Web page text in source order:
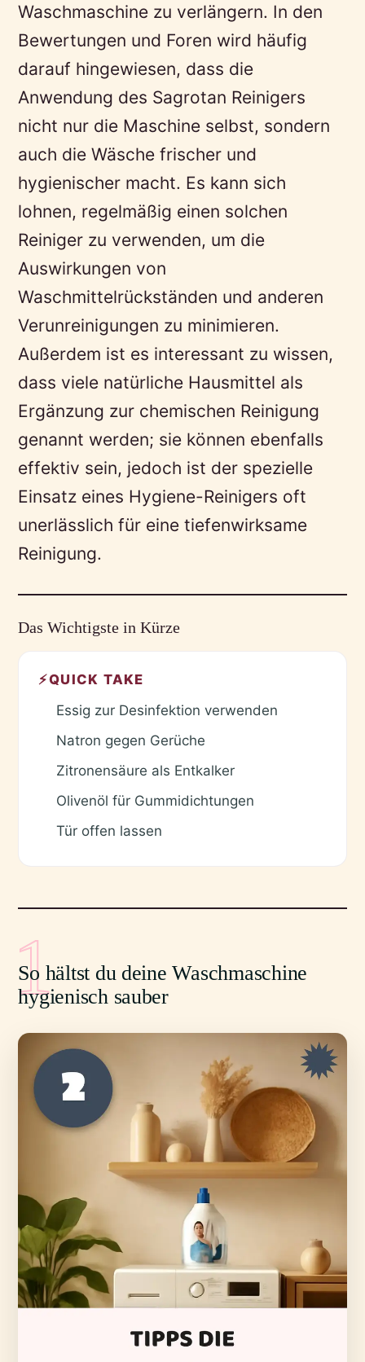
Waschmaschine zu verlängern. In den
Bewertungen und Foren wird häufig
darauf hingewiesen, dass die
Anwendung des Sagrotan Reinigers
nicht nur die Maschine selbst, sondern
auch die Wäsche frischer und
hygienischer macht. Es kann sich
lohnen, regelmäßig einen solchen
Reiniger zu verwenden, um die
Auswirkungen von
Waschmittelrückständen und anderen
Verunreinigungen zu minimieren.
Außerdem ist es interessant zu wissen,
dass viele natürliche Hausmittel als
Ergänzung zur chemischen Reinigung
genannt werden; sie können ebenfalls
effektiv sein, jedoch ist der spezielle
Einsatz eines Hygiene-Reinigers oft
unerlässlich für eine tiefenwirksame
Reinigung.
Das Wichtigste in Kürze
⚡QUICK TAKE
Essig zur Desinfektion verwenden
Natron gegen Gerüche
Zitronensäure als Entkalker
Olivenöl für Gummidichtungen
Tür offen lassen
1
So hältst du deine Waschmaschine
hygienisch sauber